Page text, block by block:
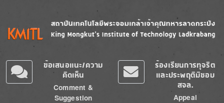
Image
ข้อเสนอแนะ/ความ
คิดเห็น
Comment &
Suggestion
ร้องเรียนการทุจริต
และประพฤติมิชอบ
สจล.
Appeal